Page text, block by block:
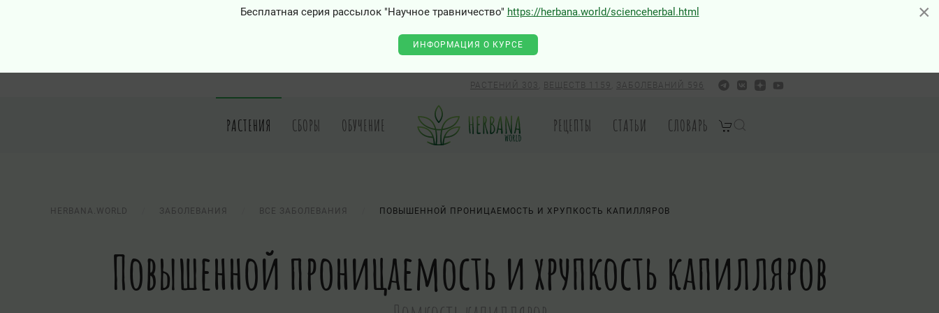
×
Бесплатная серия рассылок "Научное травничество" https://herbana.world/scienceherbal.html
ИНФОРМАЦИЯ О КУРСЕ
РАСТЕНИЙ 303 ВЕЩЕСТВ 1159 ЗАБОЛЕВАНИЙ 596
РАСТЕНИЯ СБОРЫ ОБУЧЕНИЕ РЕЦЕПТЫ СТАТЬИ СЛОВАРЬ
HERBANA.WORLD ЗАБОЛЕВАНИЯ ВСЕ ЗАБОЛЕВАНИЯ ПОВЫШЕННОЙ ПРОНИЦАЕМОСТЬ И ХРУПКОСТЬ КАПИЛЛЯРОВ
Повышенной проницаемость и хрупкость капилляров
×
0 - Class "Joomla\Input\Json" not found